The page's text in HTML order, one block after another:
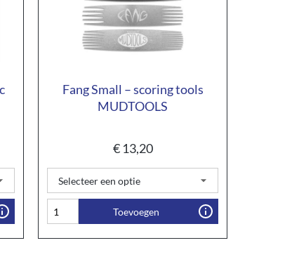
Fang Small – scoring tools
MUDTOOLS
€13,20
Toevoegen